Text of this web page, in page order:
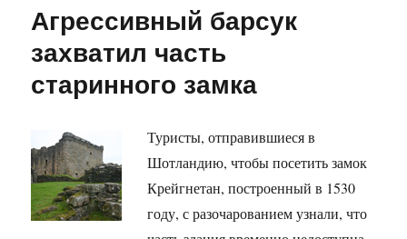
Агрессивный барсук
захватил часть
старинного замка
Туристы, отправившиеся в
Шотландию, чтобы посетить замок
Крейгнетан, построенный в 1530
году, с разочарованием узнали, что